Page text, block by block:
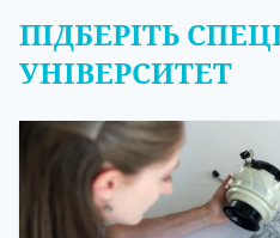
ПІДБЕРІТЬ
УНІВЕРСИТЕТ